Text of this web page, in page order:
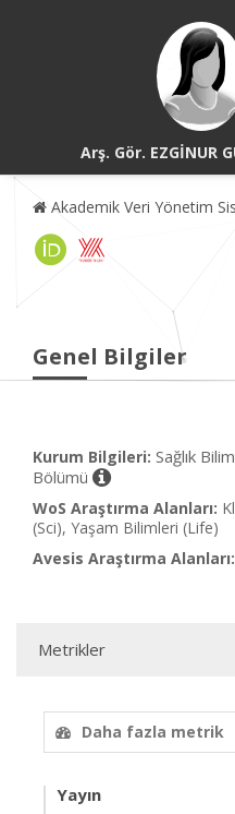
Arş. Gör. EZGİNUR
Akademik Veri Yönetim
Genel Bilgiler
Kurum Bilgileri: Sağlık
Bölümü
WoS Araştırma Alanları:
(Sci), Yaşam Bilimleri (Life)
Avesis Araştırma Alanları:
Metrikler
Daha fazla metrik
Yayın